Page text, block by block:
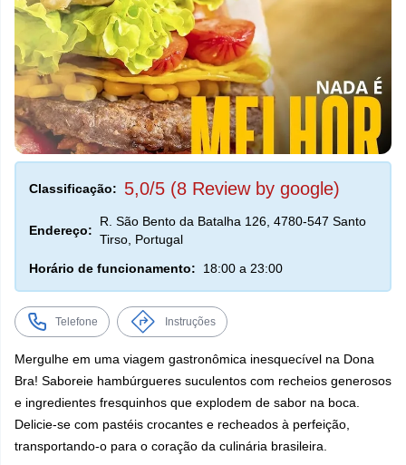
Classificação: 5,0/5 (8 Review by google)
Endereço:
R. São Bento da Batalha 126, 4780-547 Santo
Tirso, Portugal
Horário de funcionamento:
18:00 a 23:00
Telefone Instruções
Mergulhe em uma viagem gastronômica inesquecível na Dona
Bra! Saboreie hambúrgueres suculentos com recheios generosos
e ingredientes fresquinhos que explodem de sabor na boca.
Delicie-se com pastéis crocantes e recheados à perfeição,
transportando-o para o coração da culinária brasileira.